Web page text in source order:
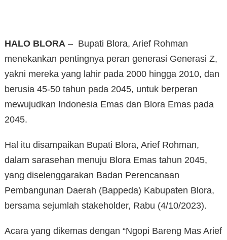
HALO BLORA – Bupati Blora, Arief Rohman
menekankan pentingnya peran generasi Generasi Z,
yakni mereka yang lahir pada 2000 hingga 2010, dan
berusia 45-50 tahun pada 2045, untuk berperan
mewujudkan Indonesia Emas dan Blora Emas pada
2045.
Hal itu disampaikan Bupati Blora, Arief Rohman,
dalam sarasehan menuju Blora Emas tahun 2045,
yang diselenggarakan Badan Perencanaan
Pembangunan Daerah (Bappeda) Kabupaten Blora,
bersama sejumlah stakeholder, Rabu (4/10/2023).
Acara yang dikemas dengan “Ngopi Bareng Mas Arief